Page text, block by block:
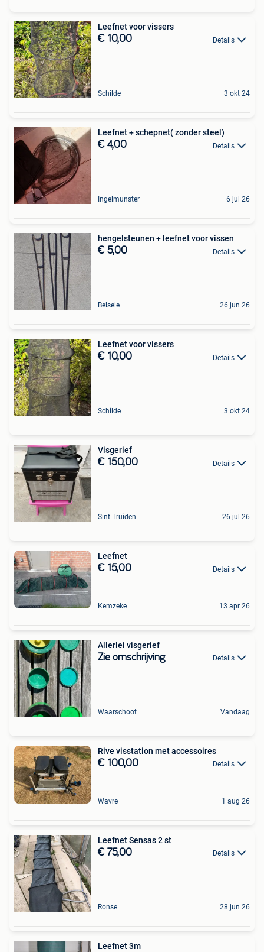
Leefnet voor vissers
€ 10,00 Details
Schilde 3 okt 24
Leefnet + schepnet( zonder steel)
€ 4,00 Details
Ingelmunster 6 jul 26
hengelsteunen + leefnet voor vissen
€ 5,00 Details
Belsele 26 jun 26
Leefnet voor vissers
€ 10,00 Details
Schilde 3 okt 24
Visgerief
€ 150,00 Details
Sint-Truiden 26 jul 26
Leefnet
€ 15,00 Details
Kemzeke 13 apr 26
Allerlei visgerief
Zie omschrijving Details
Waarschoot Vandaag
Rive visstation met accessoires
€ 100,00 Details
Wavre 1 aug 26
Leefnet Sensas 2 st
€ 75,00 Details
Ronse 28 jun 26
Leefnet 3m